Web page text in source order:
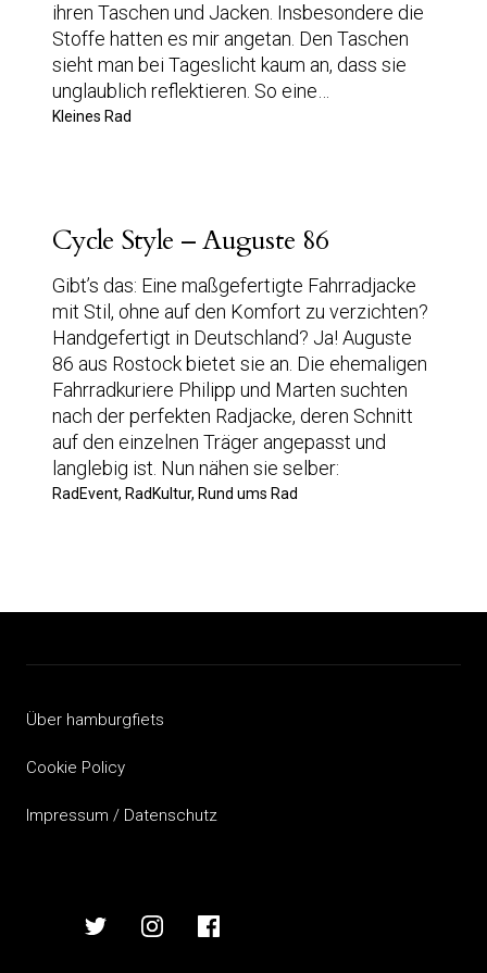
ihren Taschen und Jacken. Insbesondere die
Stoffe hatten es mir angetan. Den Taschen
sieht man bei Tageslicht kaum an, dass sie
unglaublich reflektieren. So eine…
Kleines Rad
Cycle Style – Auguste 86
Gibt’s das: Eine maßgefertigte Fahrradjacke
mit Stil, ohne auf den Komfort zu verzichten?
Handgefertigt in Deutschland? Ja! Auguste
86 aus Rostock bietet sie an. Die ehemaligen
Fahrradkuriere Philipp und Marten suchten
nach der perfekten Radjacke, deren Schnitt
auf den einzelnen Träger angepasst und
langlebig ist. Nun nähen sie selber:
RadEvent, RadKultur, Rund ums Rad
Über hamburgfiets
Cookie Policy
Impressum / Datenschutz
hamburgfietshamburgfiets
auf
hamburgfiets
auf
hamburgfiets
auf